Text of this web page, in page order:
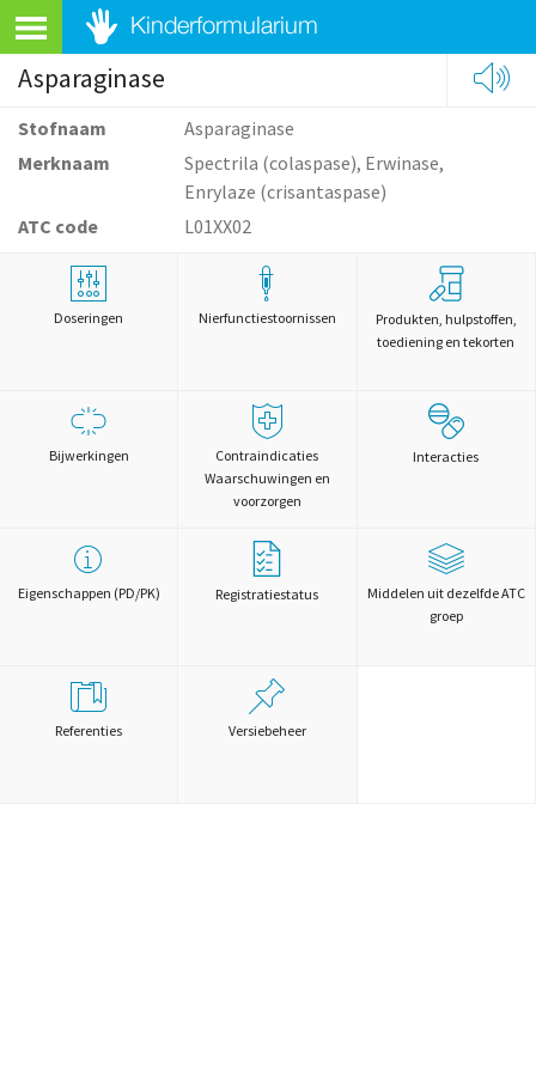
Asparaginase
Stofnaam
Asparaginase
Merknaam
Spectrila (colaspase), Erwinase,
Enrylaze (crisantaspase)
ATC code
L01XX02
Doseringen Nierfunctiestoornissen
Produkten, hulpstoffen,
toediening en tekorten
Bijwerkingen
Contraindicaties
Waarschuwingen en
voorzorgen
Interacties
Eigenschappen (PD/PK) Registratiestatus
Middelen uit dezelfde ATC
groep
Referenties Versiebeheer